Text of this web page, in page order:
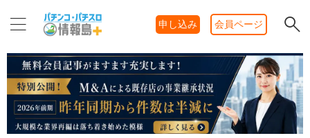
申し込み 会員ページ